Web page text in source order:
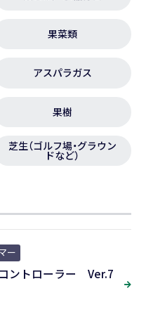
果菜類
アスパラガス
果樹
芝生（ゴルフ場・グラウン
ドなど）
ー
ントローラー Ver.7
ど）